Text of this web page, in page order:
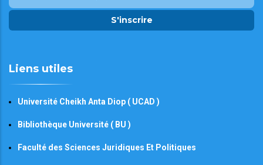
S'inscrire
Liens utiles
Université Cheikh Anta Diop ( UCAD )
Bibliothèque Université ( BU )
Faculté des Sciences Juridiques Et Politiques